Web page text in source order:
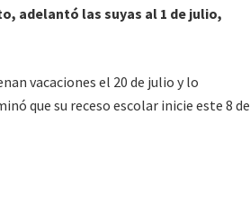
adelantó las suyas al 1 de julio,
vacaciones el 20 de julio y lo
que su receso escolar inicie este 8 de